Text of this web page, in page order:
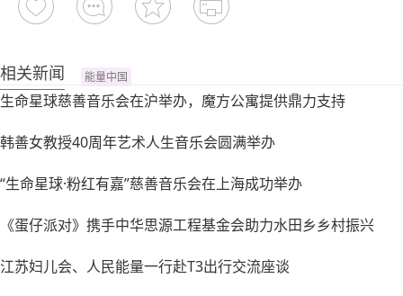
相关新闻 能量中国
生命星球慈善音乐会在沪举办，魔方公寓提供鼎力支持
韩善女教授40周年艺术人生音乐会圆满举办
“生命星球·粉红有嘉”慈善音乐会在上海成功举办
《蛋仔派对》携手中华思源工程基金会助力水田乡乡村振兴
江苏妇儿会、人民能量一行赴T3出行交流座谈